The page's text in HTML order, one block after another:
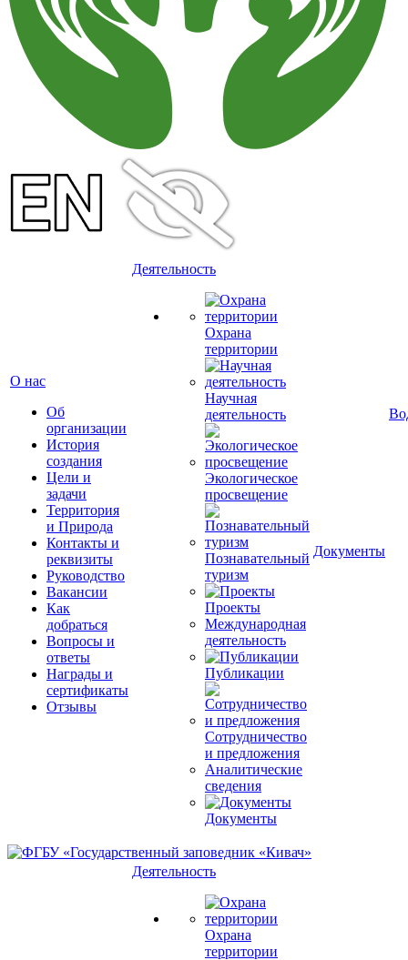
О нас
Об
организации
История
создания
Цели и
задачи
Территория
и Природа
Контакты и
реквизиты
Руководство
Вакансии
Как
добраться
Вопросы и
ответы
Награды и
сертификаты
Отзывы
Деятельность
Охрана
территории
Научная
деятельность
Экологическое
просвещение
Познавательный
туризм
Проекты
Международная
деятельность
Публикации
Сотрудничество
и предложения
Аналитические
сведения
Документы
Документы
Деятельность
Охрана
территории